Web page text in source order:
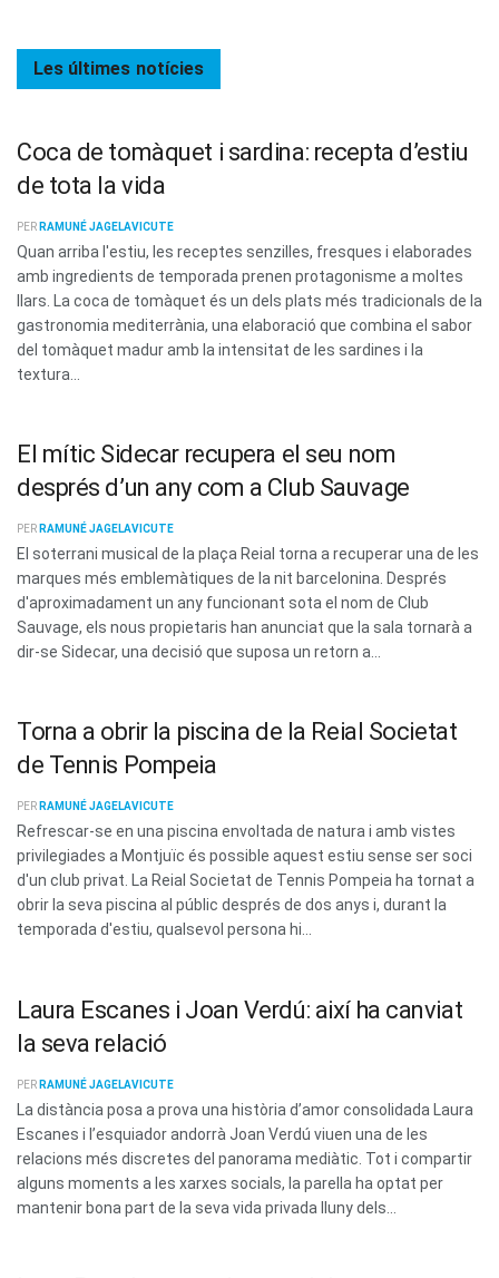
Les últimes notícies
Coca de tomàquet i sardina: recepta d’estiu
de tota la vida
PER RAMUNÉ JAGELAVICUTE
Quan arriba l'estiu, les receptes senzilles, fresques i elaborades
amb ingredients de temporada prenen protagonisme a moltes
llars. La coca de tomàquet és un dels plats més tradicionals de la
gastronomia mediterrània, una elaboració que combina el sabor
del tomàquet madur amb la intensitat de les sardines i la
textura...
El mític Sidecar recupera el seu nom
després d’un any com a Club Sauvage
PER RAMUNÉ JAGELAVICUTE
El soterrani musical de la plaça Reial torna a recuperar una de les
marques més emblemàtiques de la nit barcelonina. Després
d'aproximadament un any funcionant sota el nom de Club
Sauvage, els nous propietaris han anunciat que la sala tornarà a
dir-se Sidecar, una decisió que suposa un retorn a...
Torna a obrir la piscina de la Reial Societat
de Tennis Pompeia
PER RAMUNÉ JAGELAVICUTE
Refrescar-se en una piscina envoltada de natura i amb vistes
privilegiades a Montjuïc és possible aquest estiu sense ser soci
d'un club privat. La Reial Societat de Tennis Pompeia ha tornat a
obrir la seva piscina al públic després de dos anys i, durant la
temporada d'estiu, qualsevol persona hi...
Laura Escanes i Joan Verdú: així ha canviat
la seva relació
PER RAMUNÉ JAGELAVICUTE
La distància posa a prova una història d’amor consolidada Laura
Escanes i l’esquiador andorrà Joan Verdú viuen una de les
relacions més discretes del panorama mediàtic. Tot i compartir
alguns moments a les xarxes socials, la parella ha optat per
mantenir bona part de la seva vida privada lluny dels...